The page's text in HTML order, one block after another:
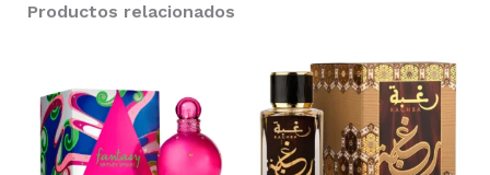
Productos relacionados